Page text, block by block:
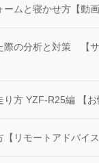
ムと寝かせ方【動画
際の分析と対策 【
方 YZF-R25編 【お
リモートアドバイス